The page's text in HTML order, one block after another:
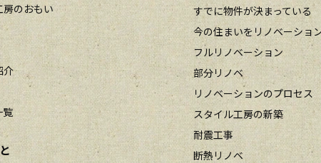
房のおもい
介
覧
すでに物件が決まっている
今の住まいをリノベーショ
フルリノベーション
部分リノベ
リノベーションのプロセス
スタイル工房の新築
耐震工事
断熱リノベ